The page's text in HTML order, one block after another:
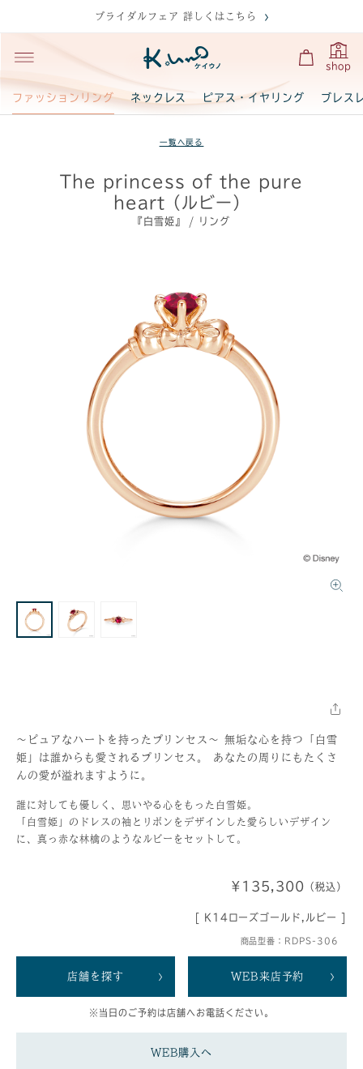
ブライダルフェア 詳しくはこちら
shop
ファッションリング ネックレス ピアス・イヤリング ブレス
一覧へ戻る
The princess of the pure
heart（ルビー）
『白雪姫』 / リング
～ピュアなハートを持ったプリンセス～ 無垢な心を持つ「白雪
姫」は誰からも愛されるプリンセス。 あなたの周りにもたくさ
んの愛が溢れますように。
誰に対しても優しく、思いやる心をもった白雪姫。
「白雪姫」のドレスの袖とリボンをデザインした愛らしいデザイン
に、真っ赤な林檎のようなルビーをセットして。
¥135,300 （税込）
[ K14ローズゴールド,ルビー ]
商品型番：RDPS-306
店舗を探す WEB来店予約
※当日のご予約は店舗へお電話ください。
WEB購入へ